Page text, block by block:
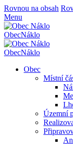
Rovnou na obsah
Menu
ObecNáklo
ObecNáklo
Obec
Místní
Územní